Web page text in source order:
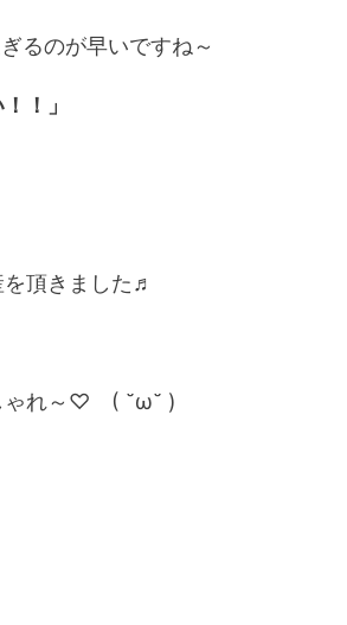
るのが早いですね～
！」
頂きました♬
ゃれ～♡ ( ˘ω˘ )